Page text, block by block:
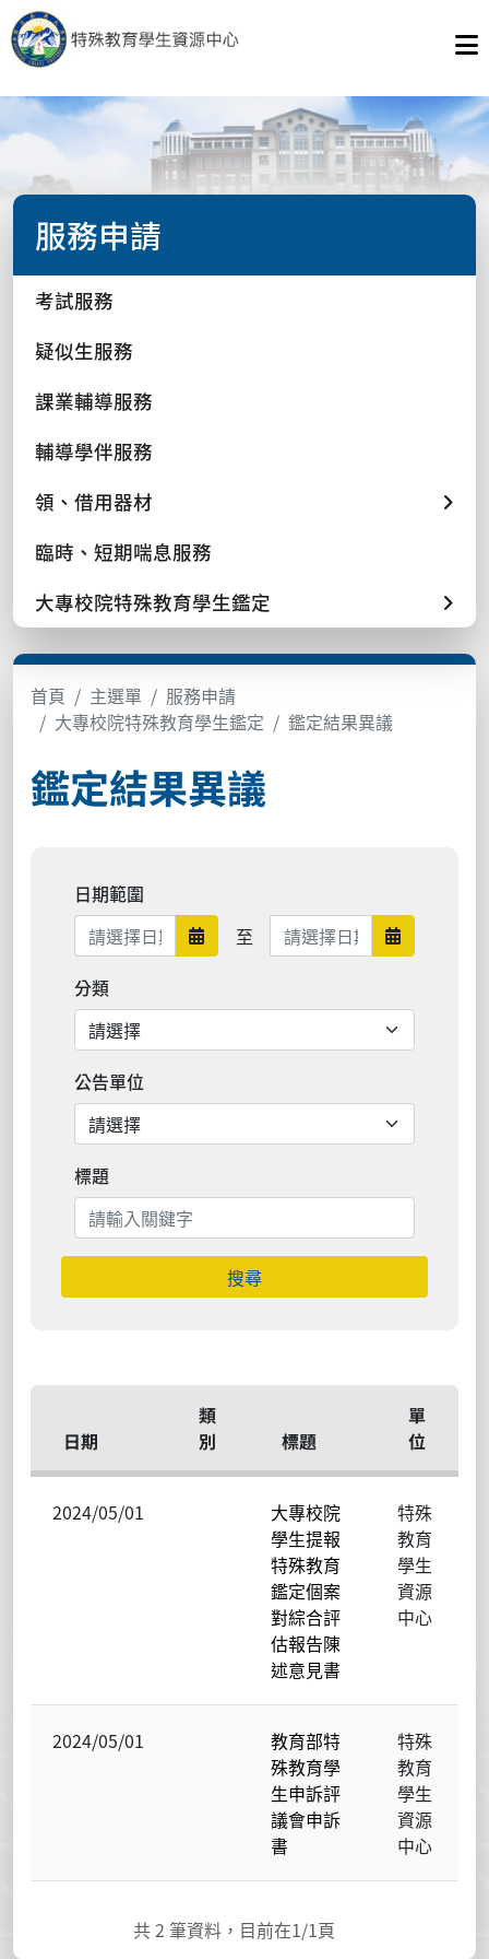
服務申請
考試服務
疑似生服務
課業輔導服務
輔導學伴服務
領、借用器材
臨時、短期喘息服務
大專校院特殊教育學生鑑定
首頁 主選單
服務申請
大專校院特殊教育學生鑑定
鑑定結果異議
鑑定結果異議
日期範圍
日期範圍開始
至 日期範圍結束 日期範圍
分類
公告單位
標題
搜尋
日期
類
別
標題
單
位
2024/05/01
大專校院
學生提報
特殊教育
鑑定個案
對綜合評
估報告陳
述意見書
特殊
教育
學生
資源
中心
2024/05/01
教育部特
殊教育學
生申訴評
議會申訴
書
特殊
教育
學生
資源
中心
共2 筆資料，目前在1/1頁